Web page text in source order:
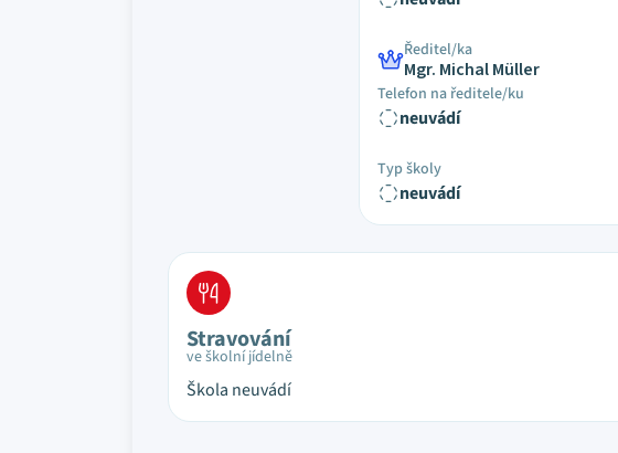
Ředitel/ka
Mgr. Michal Müller
Telefon na ředitele/ku
neuvádí
Typ školy
neuvádí
Stravování
ve školní jídelně
Škola neuvádí